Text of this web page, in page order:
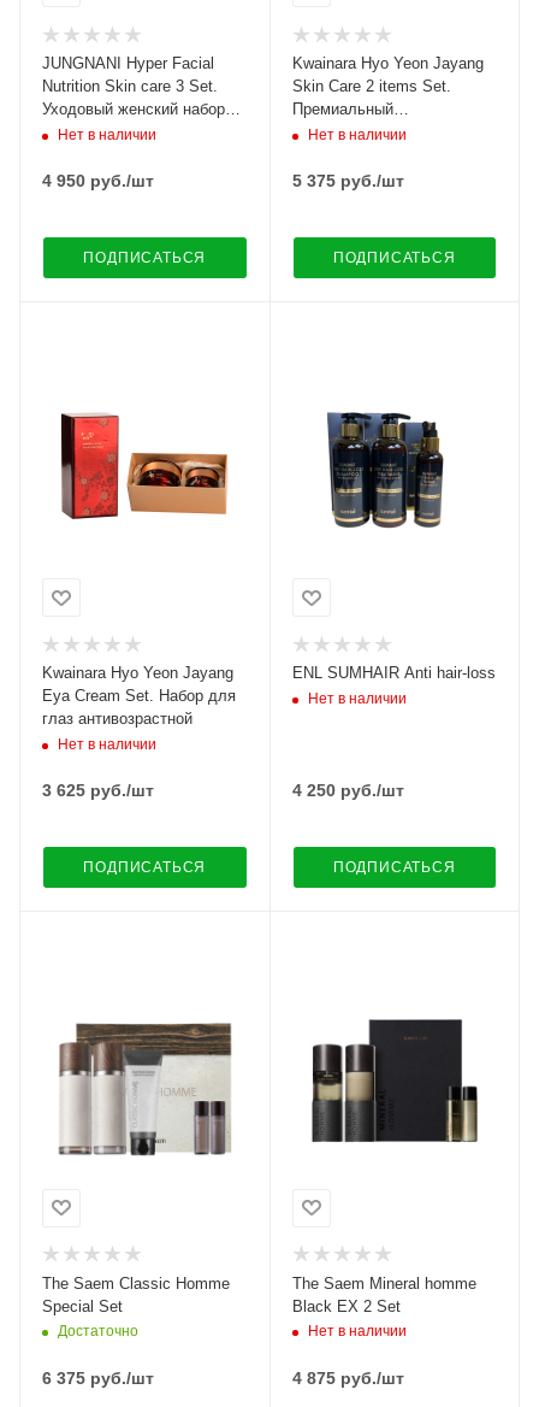
JUNGNANI Hyper Facial
Nutrition Skin care 3 Set.
Уходовый женский набор
для лица с пептидами
Нет в наличии
4 950 руб./шт
ПОДПИСАТЬСЯ
Kwainara Hyo Yeon Jayang
Skin Care 2 items Set.
Премиальный
антивозрастной набор для
Нет в наличии
5 375руб./шт
ПОДПИСАТЬСЯ
Kwainara Hyo Yeon Jayang
Eya Cream Set. Набор для
глаз антивозрастной
Нет в наличии
3 625 руб./шт
ПОДПИСАТЬСЯ
ENL SUMHAIR Anti hair-loss
Нет в наличии
4 250руб./шт
ПОДПИСАТЬСЯ
The Saem Classic Homme
Special Set
Достаточно
6 375 руб./шт
The Saem Mineral homme
Black EX 2 Set
Нет в наличии
4 875руб./шт